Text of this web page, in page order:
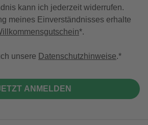
kann ich jederzeit widerrufen.
meines Einverständnisses erhalte
*.
unsere Datenschutzhinweise.
ANMELDEN